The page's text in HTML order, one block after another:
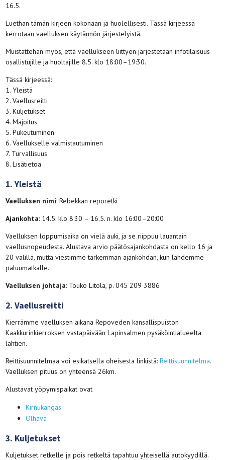
16.5.
Luethan tämän kirjeen kokonaan ja huolellisesti. Tässä kirjeessä
kerrotaan vaelluksen käytännön järjestelyistä.
Muistattehan myös, että vaellukseen liittyen järjestetään infotilaisuus
osallistujille ja huoltajille 8.5. klo 18:00–19:30.
Tässä kirjeessä:
1. Yleistä
2. Vaellusreitti
3. Kuljetukset
4. Majoitus
5. Pukeutuminen
6. Vaellukselle valmistautuminen
7. Turvallisuus
8. Lisätietoa
1. Yleistä
Vaelluksen nimi: Rebekkan reporetki
Ajankohta: 14.5. klo 8:30 – 16.5. n. klo 16:00–20:00
Vaelluksen loppumisaika on vielä auki, ja se riippuu lauantain
vaellusnopeudesta. Alustava arvio päätösajankohdasta on kello 16 ja
20 välillä, mutta viestimme tarkemman ajankohdan, kun lähdemme
paluumatkalle.
Vaelluksen johtaja: Touko Litola, p. 045 209 3886
2. Vaellusreitti
Kierrämme vaelluksen aikana Repoveden kansallispuiston
Kaakkurinkierroksen vastapäivään Lapinsalmen pysäköintialueelta
lähtien.
Reittisuunnitelmaa voi esikatsella oheisesta linkistä:Reittisuunnitelma.
Vaelluksen pituus on yhteensä 26km.
Alustavat yöpymispaikat ovat
Kirnukangas
Olhava
3. Kuljetukset
Kuljetukset retkelle ja pois retkeltä tapahtuu yhteisellä autokyydillä.